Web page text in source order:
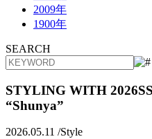
2009年
1900年
SEARCH
STYLING WITH
“Shunya”
2026.05.11 /Style